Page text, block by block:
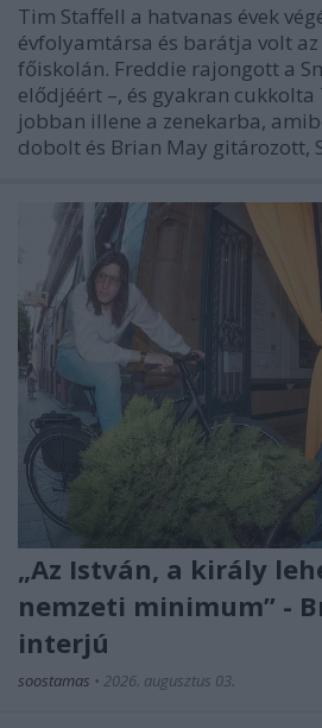
Tim Staffell a hatvanas évek
évfolyamtársa és barátja volt
főiskolán. Freddie rajongott a
elődjéért –, és gyakran
jobban illene a zenekarba,
dobolt és Brian May gitározott,
„Az István, a király
nemzeti minimum” -
interjú
soostamas • 2026. augusztus 03.